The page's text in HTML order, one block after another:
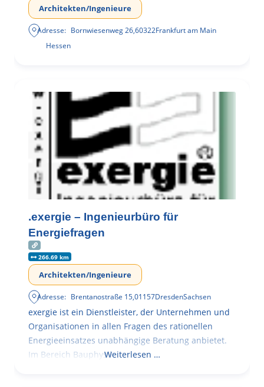
Architekten/Ingenieure
Adresse: Bornwiesenweg 26,60322Frankfurt am Main
Hessen
.exergie – Ingenieurbüro für
Energiefragen
266.69 km
Architekten/Ingenieure
Adresse: Brentanostraße 15,01157DresdenSachsen
exergie ist ein Dienstleister, der Unternehmen und
Organisationen in allen Fragen des rationellen
Energieeinsatzes unabhängige Beratung anbietet.
Im Bereich BauphysikWeiterlesen …